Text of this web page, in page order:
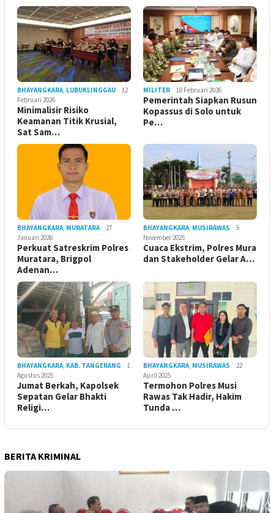
BHAYANGKARA, LUBUKLINGGAU
12
Februari 2026
Minimalisir Risiko
Keamanan Titik Krusial,
Sat Sam…
MILITER 10 Februari 2026
Pemerintah Siapkan Rusun
Kopassus di Solo untuk
Pe…
BHAYANGKARA, MURATARA
27
Januari 2026
Perkuat Satreskrim Polres
Muratara, Brigpol
Adenan…
BHAYANGKARA, MUSIRAWAS
5
November 2025
Cuaca Ekstrim, Polres Mura
dan Stakeholder Gelar A…
BHAYANGKARA, KAB. TANGERANG
1
Agustus 2025
Jumat Berkah, Kapolsek
Sepatan Gelar Bhakti
Religi…
BHAYANGKARA, MUSIRAWAS
22
April 2025
Termohon Polres Musi
Rawas Tak Hadir, Hakim
Tunda …
BERITA KRIMINAL